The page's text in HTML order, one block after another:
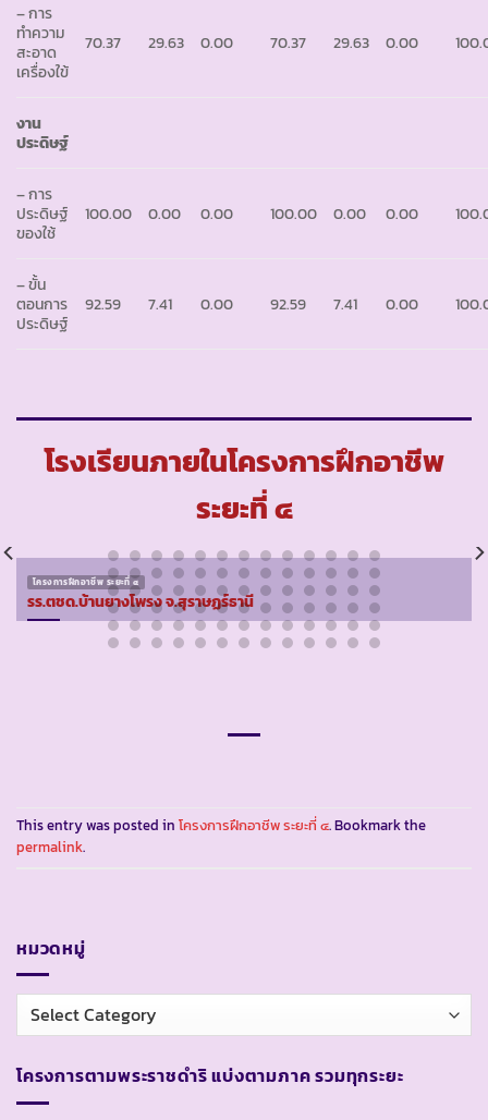
– การ
ทำความ
สะอาด
เครื่องใข้
70.37 29.63 0.00 70.37 29.63 0.00
งาน
ประดิษฐ์
– การ
ประดิษฐ์
ของใช้
100.00 0.00 0.00 100.00 0.00 0.00
– ขั้น
ตอนการ
ประดิษฐ์
92.59 7.41 0.00 92.59 7.41 0.00
โรงเรียนภายในโครงการฝึกอาชีพ
ระยะที่ ๔
โครงการฝึกอาชีพ ระยะที่ ๔
รร.ตชด.บ้านยางโพรง จ.สุราษฏร์ธานี
This entry was posted in โครงการฝึกอาชีพ ระยะที่ ๔. Bookmark the
permalink.
หมวดหมู่
หมวด
หมู่
โครงการตามพระราชดำริ แบ่งตามภาค รวมทุกระยะ